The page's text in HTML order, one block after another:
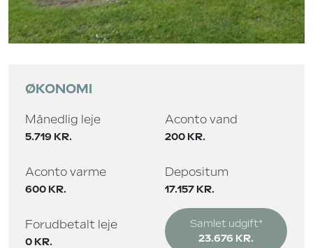
ØKONOMI
Månedlig leje
5.719 KR.
Aconto vand
200 KR.
Aconto varme
600 KR.
Depositum
17.157 KR.
Forudbetalt leje
0 KR.
Samlet udgift*
23.676 KR.